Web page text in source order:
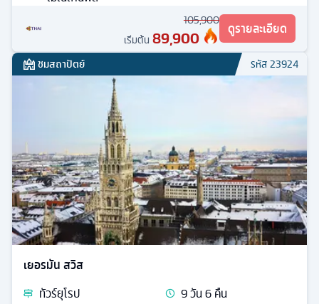
105,900
เริ่มต้น 89,900 ดูรายละเอียด
ชมสถาปัตย์ รหัส23924
เยอรมัน สวิส
ทัวร์ยุโรป 9วัน6คืน